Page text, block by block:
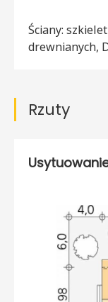
Ściany:
drewnianych,
Rzuty